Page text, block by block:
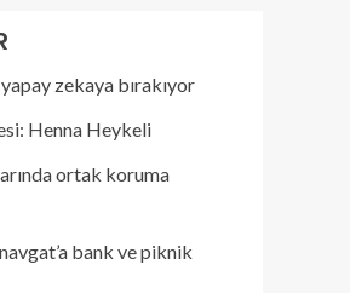
zekaya bırakıyor
Henna Heykeli
ortak koruma
bank ve piknik